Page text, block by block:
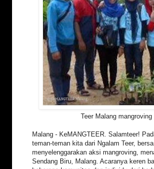
Teer Malang
Malang - KeMANGTEER. Salamteer!
teman-teman kita dari Ngalam Teer,
menyelenggarakan aksi mangroving,
Sendang Biru, Malang. Acaranya keren